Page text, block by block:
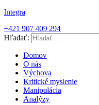
Integra
+421 907 409 294
Hľadať:
Domov
O nás
Výchova
Kritické myslenie
Manipulácia
Analýzy